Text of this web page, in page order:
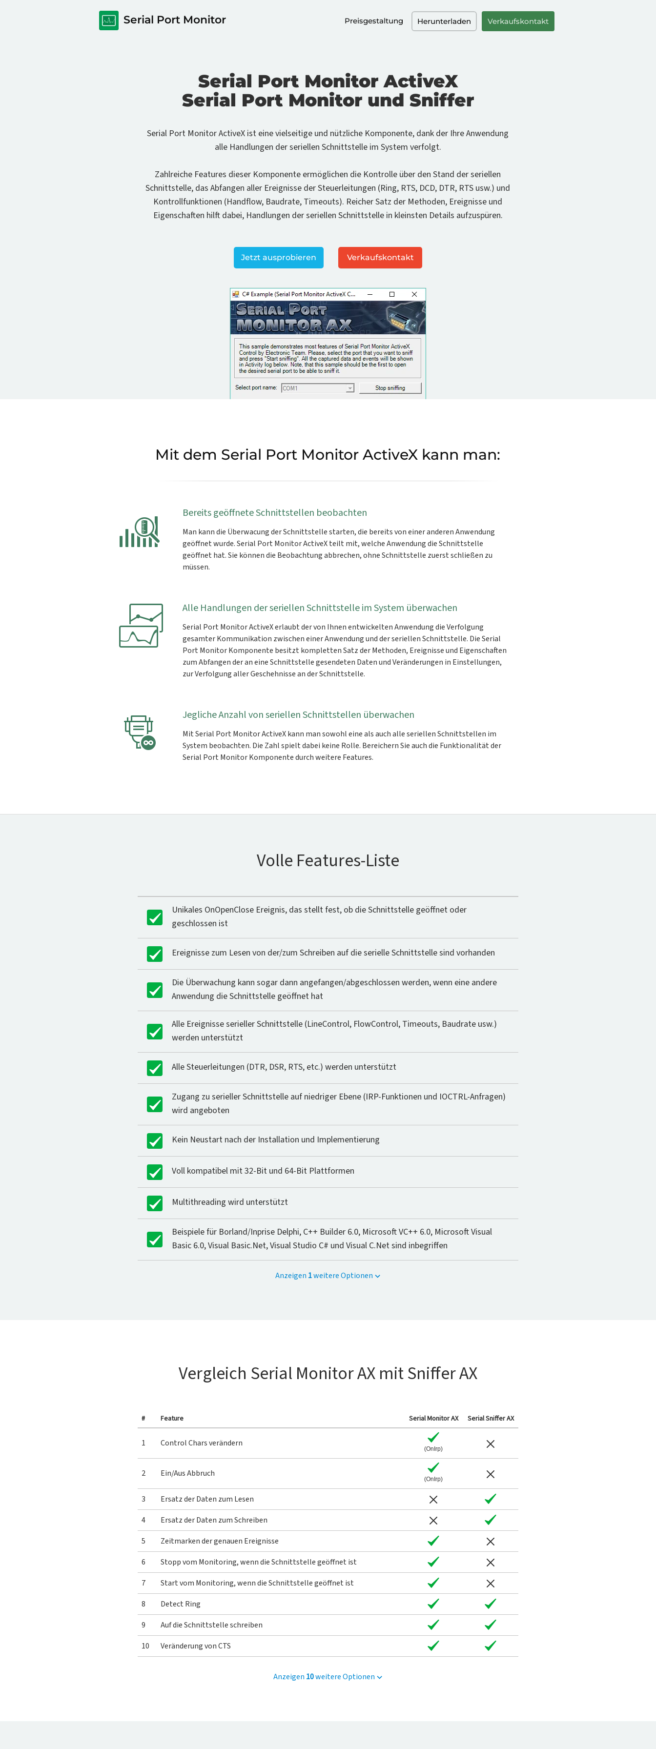
Serial Port Monitor Preisgestaltung Herunterladen Verkaufskontakt
Serial Port Monitor ActiveX
Serial Port Monitor und Sniffer
Serial Port Monitor ActiveX ist eine vielseitige und nützliche Komponente, dank der Ihre Anwendung
alle Handlungen der seriellen Schnittstelle im System verfolgt.
Zahlreiche Features dieser Komponente ermöglichen die Kontrolle über den Stand der seriellen
Schnittstelle, das Abfangen aller Ereignisse der Steuerleitungen (Ring, RTS, DCD, DTR, RTS usw.) und
Kontrollfunktionen (Handflow, Baudrate, Timeouts). Reicher Satz der Methoden, Ereignisse und
Eigenschaften hilft dabei, Handlungen der seriellen Schnittstelle in kleinsten Details aufzuspüren.
Jetzt ausprobieren Verkaufskontakt
Mit dem Serial Port Monitor ActiveX kann man:
Bereits geöffnete Schnittstellen beobachten
Man kann die Überwacung der Schnittstelle starten, die bereits von einer anderen Anwendung
geöffnet wurde. Serial Port Monitor ActiveX teilt mit, welche Anwendung die Schnittstelle
geöffnet hat. Sie können die Beobachtung abbrechen, ohne Schnittstelle zuerst schließen zu
müssen.
Alle Handlungen der seriellen Schnittstelle im System überwachen
Serial Port Monitor ActiveX erlaubt der von Ihnen entwickelten Anwendung die Verfolgung
gesamter Kommunikation zwischen einer Anwendung und der seriellen Schnittstelle. Die Serial
Port Monitor Komponente besitzt kompletten Satz der Methoden, Ereignisse und Eigenschaften
zum Abfangen der an eine Schnittstelle gesendeten Daten und Veränderungen in Einstellungen,
zur Verfolgung aller Geschehnisse an der Schnittstelle.
Jegliche Anzahl von seriellen Schnittstellen überwachen
Mit Serial Port Monitor ActiveX kann man sowohl eine als auch alle seriellen Schnittstellen im
System beobachten. Die Zahl spielt dabei keine Rolle. Bereichern Sie auch die Funktionalität der
Serial Port Monitor Komponente durch weitere Features.
Volle Features-Liste
Unikales OnOpenClose Ereignis, das stellt fest, ob die Schnittstelle geöffnet oder
geschlossen ist
Ereignisse zum Lesen von der/zum Schreiben auf die serielle Schnittstelle sind vorhanden
Die Überwachung kann sogar dann angefangen/abgeschlossen werden, wenn eine andere
Anwendung die Schnittstelle geöffnet hat
Alle Ereignisse serieller Schnittstelle (LineControl, FlowControl, Timeouts, Baudrate usw.)
werden unterstützt
Alle Steuerleitungen (DTR, DSR, RTS, etc.) werden unterstützt
Zugang zu serieller Schnittstelle auf niedriger Ebene (IRP-Funktionen und IOCTRL-Anfragen)
wird angeboten
Kein Neustart nach der Installation und Implementierung
Voll kompatibel mit 32-Bit und 64-Bit Plattformen
Multithreading wird unterstützt
Beispiele für Borland/Inprise Delphi, C++ Builder 6.0, Microsoft VC++ 6.0, Microsoft Visual
Basic 6.0, Visual Basic.Net, Visual Studio C# und Visual C.Net sind inbegriffen
Anzeigen 1weitere Optionen
Vergleich Serial Monitor AX mit Sniffer AX
# Feature Serial Monitor AX Serial Sniffer AX
1 Control Chars verändern
(OnIrp)
2 Ein/Aus Abbruch
(OnIrp)
3
Ersatz der Daten zum Lesen
4
Ersatz der Daten zum Schreiben
5
Zeitmarken der genauen Ereignisse
6
Stopp vom Monitoring, wenn die Schnittstelle geöffnet ist
7
Start vom Monitoring, wenn die Schnittstelle geöffnet ist
8
Detect Ring
9
Auf die Schnittstelle schreiben
10
Veränderung von CTS
Anzeigen 10weitere Optionen